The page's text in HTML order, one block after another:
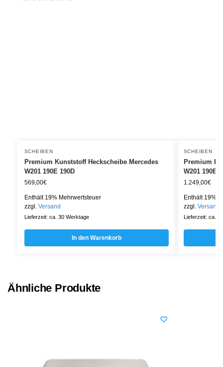
SCHEIBEN
Premium Kunststoff Heckscheibe Mercedes
W201 190E 190D
569,00€
Enthält 19% Mehrwertsteuer
zzgl. Versand
Lieferzeit: ca. 30 Werktage
In den Warenkorb
SCHEIBEN
Premium
W201 190E
1.249,00€
Enthält 19%
zzgl. Versand
Lieferzeit: ca.
Ähnliche Produkte